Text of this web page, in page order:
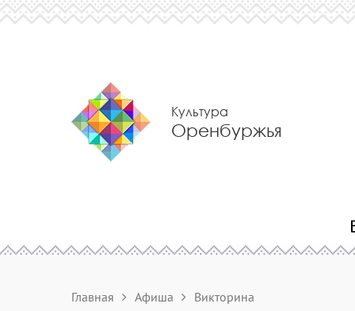
Культура
Оренбуржья
Главная Афиша Викторина